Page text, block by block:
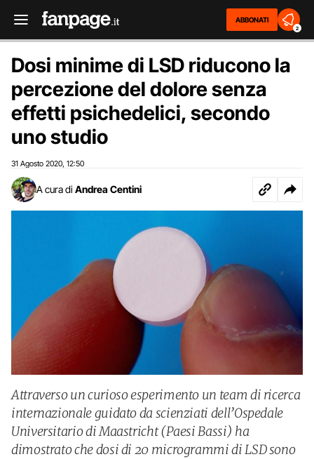
ABBONATI
2
Dosi minime di LSD riducono la
percezione del dolore senza
effetti psichedelici, secondo
uno studio
31 Agosto 2020 12:50
A cura di Andrea Centini
Attraverso un curioso esperimento un team di ricerca
internazionale guidato da scienziati dell’Ospedale
Universitario di Maastricht (Paesi Bassi) ha
dimostrato che dosi di 20 microgrammi di LSD sono